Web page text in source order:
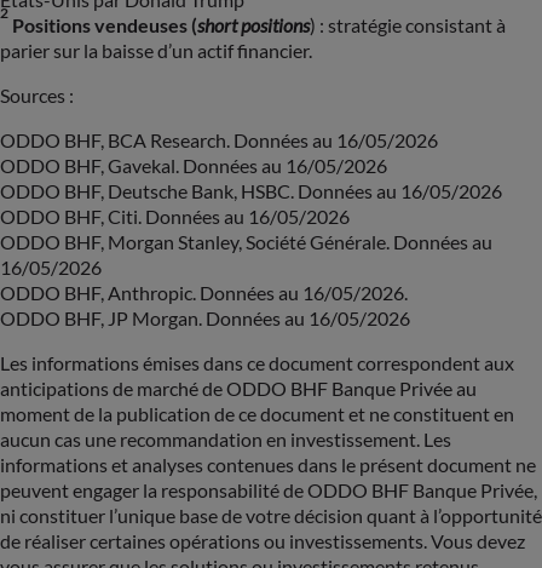
2
Positions vendeuses (short positions) : stratégie consistant à
parier sur la baisse d’un actif financier.
Sources :
ODDO BHF, BCA Research. Données au 16/05/2026
ODDO BHF, Gavekal. Données au 16/05/2026
ODDO BHF, Deutsche Bank, HSBC. Données au 16/05/2026
ODDO BHF, Citi. Données au 16/05/2026
ODDO BHF, Morgan Stanley, Société Générale. Données au
16/05/2026
ODDO BHF, Anthropic. Données au 16/05/2026.
ODDO BHF, JP Morgan. Données au 16/05/2026
Les informations émises dans ce document correspondent aux
anticipations de marché de ODDO BHF Banque Privée au
moment de la publication de ce document et ne constituent en
aucun cas une recommandation en investissement. Les
informations et analyses contenues dans le présent document ne
peuvent engager la responsabilité de ODDO BHF Banque Privée,
ni constituer l’unique base de votre décision quant à l’opportunité
de réaliser certaines opérations ou investissements. Vous devez